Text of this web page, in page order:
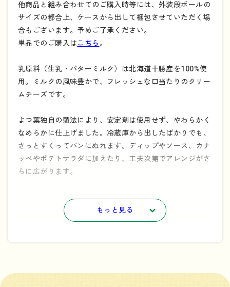
他商品と組み合わせてのご購入時等には、外装段ボールの
サイズの都合上、ケースから出して梱包させていただく場
合もございます。予めご了承ください。
単品でのご購入はこちら 。
乳原料（生乳・バターミルク）は北海道十勝産を100%使
用。ミルクの風味豊かで、フレッシュな口当たりのクリー
ムチーズです。
よつ葉独自の製法により、安定剤は使用せず、やわらかく
なめらかに仕上げました。冷蔵庫から出したばかりでも、
さっとすくってパンにぬれます。ディップやソース、カナ
ッペやポテトサラダに加えたり、工夫次第でアレンジがさ
らに広がります。
北海道十勝シリーズの原材料の生乳、チーズは北海道十勝
もっと見る